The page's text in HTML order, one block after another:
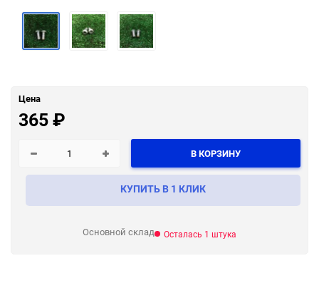
Цена
365₽
В КОРЗИНУ
КУПИТЬ В 1 КЛИК
Основной склад Осталась 1 штука